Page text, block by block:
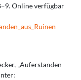
Online verfügbar
„Auferstanden